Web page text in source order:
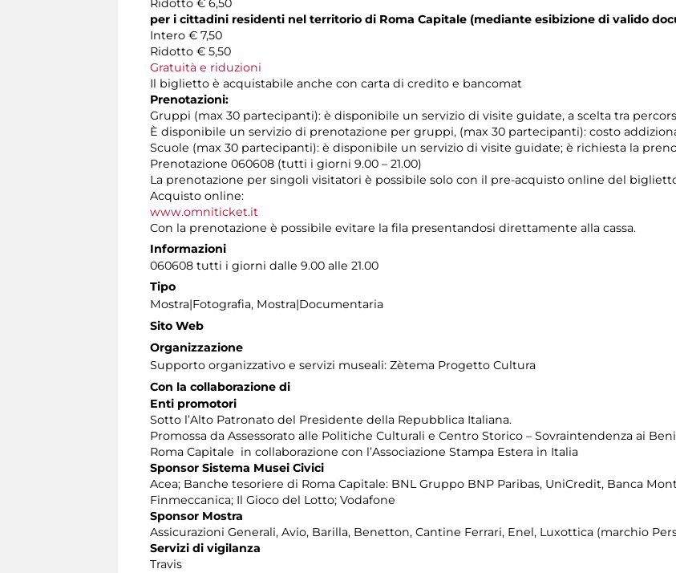
Ridotto € 6,50
per i cittadini residenti nel territorio di Roma Capitale (mediante esibizione di valido
Intero € 7,50
Ridotto € 5,50
Gratuità e riduzioni
Il biglietto è acquistabile anche con carta di credito e bancomat
Prenotazioni:
Gruppi (max 30 partecipanti): è disponibile un servizio di visite guidate, a scelta tra
È disponibile un servizio di prenotazione per gruppi, (max 30 partecipanti): costo
Scuole (max 30 partecipanti): è disponibile un servizio di visite guidate; è richiesta la
Prenotazione 060608 (tutti i giorni 9.00 – 21.00)
La prenotazione per singoli visitatori è possibile solo con il pre-acquisto online del
Acquisto online:
www.omniticket.it
Con la prenotazione è possibile evitare la fila presentandosi direttamente alla cassa.
Informazioni
060608 tutti i giorni dalle 9.00 alle 21.00
Tipo
Mostra|Fotografia, Mostra|Documentaria
Sito Web
Organizzazione
Supporto organizzativo e servizi museali: Zètema Progetto Cultura
Con la collaborazione di
Enti promotori
Sotto l’Alto Patronato del Presidente della Repubblica Italiana.
Promossa da Assessorato alle Politiche Culturali e Centro Storico – Sovraintendenza ai
Roma Capitale in collaborazione con l’Associazione Stampa Estera in Italia
Sponsor Sistema Musei Civici
Acea; Banche tesoriere di Roma Capitale: BNL Gruppo BNP Paribas, UniCredit, Banca
Finmeccanica; Il Gioco del Lotto; Vodafone
Sponsor Mostra
Assicurazioni Generali, Avio, Barilla, Benetton, Cantine Ferrari, Enel, Luxottica (marchio
Servizi di vigilanza
Travis